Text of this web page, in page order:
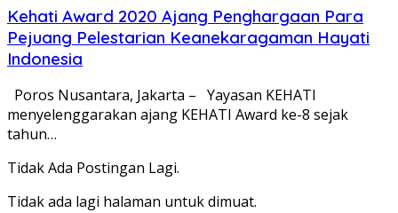
Kehati Award 2020 Ajang Penghargaan Para
Pejuang Pelestarian Keanekaragaman Hayati
Indonesia
Poros Nusantara, Jakarta – Yayasan KEHATI
menyelenggarakan ajang KEHATI Award ke-8 sejak
tahun…
Tidak Ada Postingan Lagi.
Tidak ada lagi halaman untuk dimuat.